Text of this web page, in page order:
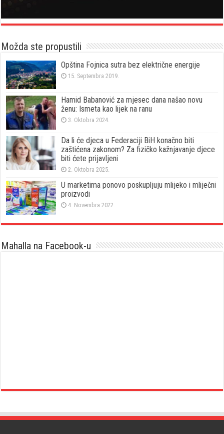
Možda ste propustili
Opština Fojnica sutra bez električne energije
15. Septembra 2019.
Hamid Babanović za mjesec dana našao novu
ženu: Ismeta kao lijek na ranu
3. Oktobra 2024.
Da li će djeca u Federaciji BiH konačno biti
zaštićena zakonom? Za fizičko kažnjavanje djece
biti ćete prijavljeni
2. Oktobra 2025.
U marketima ponovo poskupljuju mlijeko i mliječni
proizvodi
4. Novembra 2022.
Mahalla na Facebook-u